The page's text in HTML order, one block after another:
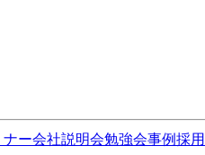
ー会社説明会勉強会事例採用